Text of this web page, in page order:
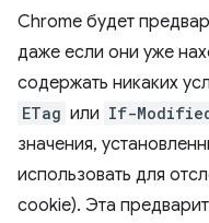
Chrome будет
даже если они уже
содержать никаких
ETag или If-
значения,
использовать для
cookie). Эта